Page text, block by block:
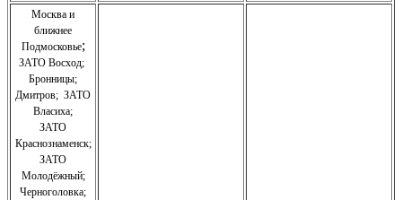
Москва и
ближнее
Подмосковье;
ЗАТО Восход;
Бронницы;
Дмитров; ЗАТО
Власиха;
ЗАТО
Краснознаменск;
ЗАТО
Молодёжный;
Черноголовка;